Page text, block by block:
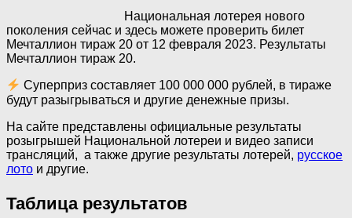
Национальная лотерея нового
поколения сейчас и здесь можете проверить билет
Мечталлион тираж 20 от 12 февраля 2023. Результаты
Мечталлион тираж 20.
Суперприз составляет 100 000 000 рублей, в тираже
будут разыгрываться и другие денежные призы.
На сайте представлены официальные результаты
розыгрышей Национальной лотереи и видео записи
трансляций, а также другие результаты лотерей, русское
лото и другие.
Таблица результатов